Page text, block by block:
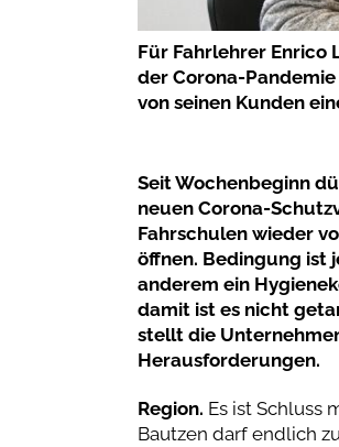
Für Fahrlehrer Enrico
der Corona-
von seinen Kunden
Seit Wochenbeginn
neuen Corona-
Fahrschulen wieder
öffnen. Bedingung ist
anderem ein
damit ist es nicht
stellt die
Herausforderungen.
Region. Es ist Schluss
Bautzen darf endlich